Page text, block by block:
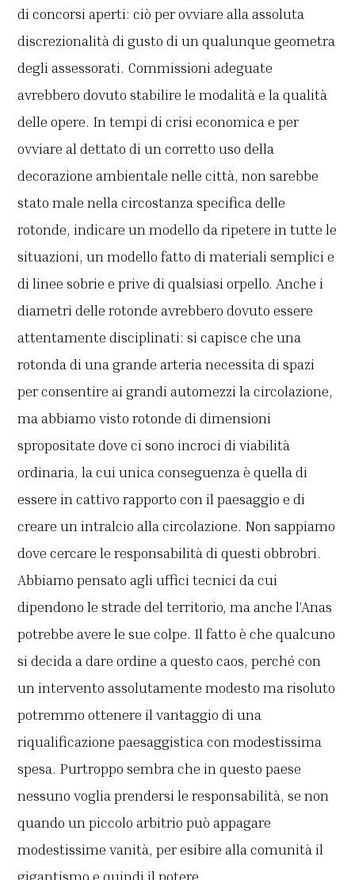
di concorsi aperti: ciò per ovviare alla assoluta
discrezionalità di gusto di un qualunque geometra
degli assessorati. Commissioni adeguate
avrebbero dovuto stabilire le modalità e la qualità
delle opere. In tempi di crisi economica e per
ovviare al dettato di un corretto uso della
decorazione ambientale nelle città, non sarebbe
stato male nella circostanza specifica delle
rotonde, indicare un modello da ripetere in tutte le
situazioni, un modello fatto di materiali semplici e
di linee sobrie e prive di qualsiasi orpello. Anche i
diametri delle rotonde avrebbero dovuto essere
attentamente disciplinati: si capisce che una
rotonda di una grande arteria necessita di spazi
per consentire ai grandi automezzi la circolazione,
ma abbiamo visto rotonde di dimensioni
spropositate dove ci sono incroci di viabilità
ordinaria, la cui unica conseguenza è quella di
essere in cattivo rapporto con il paesaggio e di
creare un intralcio alla circolazione. Non sappiamo
dove cercare le responsabilità di questi obbrobri.
Abbiamo pensato agli uffici tecnici da cui
dipendono le strade del territorio, ma anche l’Anas
potrebbe avere le sue colpe. Il fatto è che qualcuno
si decida a dare ordine a questo caos, perché con
un intervento assolutamente modesto ma risoluto
potremmo ottenere il vantaggio di una
riqualificazione paesaggistica con modestissima
spesa. Purtroppo sembra che in questo paese
nessuno voglia prendersi le responsabilità, se non
quando un piccolo arbitrio può appagare
modestissime vanità, per esibire alla comunità il
gigantismo e quindi il potere